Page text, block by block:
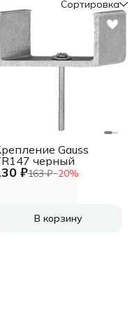
Сортировка
₽163 ₽−20%
Gauss
черный
В корзину